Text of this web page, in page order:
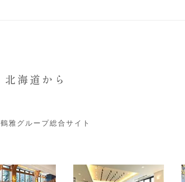
北海道から
鶴雅グループ総合サイト